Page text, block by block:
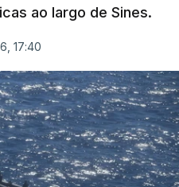
ao largo de Sines.
17:40